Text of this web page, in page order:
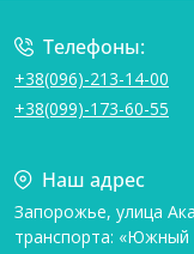
Телефоны:
+38(096)-213-14-00
+38(099)-173-60-55
Наш адрес
Запорожье, улица
транспорта: «Южный